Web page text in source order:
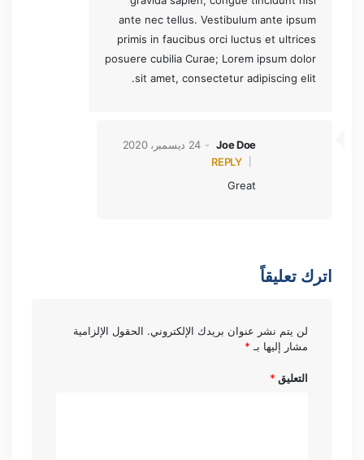
ante nec tellus. Vestibulum ante ipsum
primis in faucibus orci luctus et ultrices
posuere cubilia Curae; Lorem ipsum dolor
sit amet, consectetur adipiscing elit.
Joe Doe
24 ديسمبر، 2020
REPLY
Great
اترك تعليقاً
لن يتم نشر عنوان بريدك الإلكتروني. الحقول الإلزامية
مشار إليها بـ *
التعليق *